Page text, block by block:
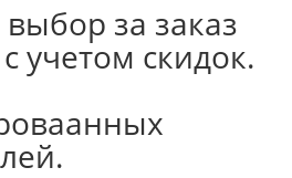
за заказ
учетом скидок.